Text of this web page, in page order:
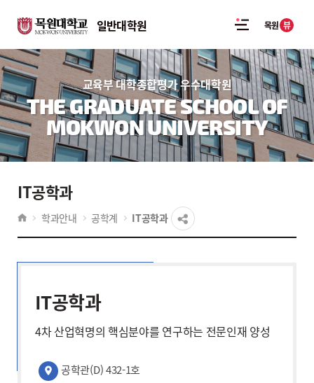
일반대학원 목원 뷰
교육부 대학종합평가 우수대학원
THE GRADUATE SCHOOL OF
MOKWON UNIVERSITY
IT공학과
학과안내 공학계 IT공학과
IT공학과
4차 산업혁명의 핵심분야를 연구하는 전문인재 양성
공학관(D) 432-1호